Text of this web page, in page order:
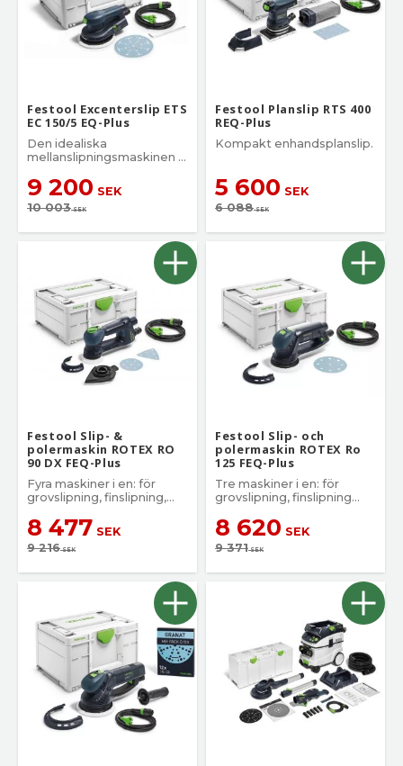
Festool Excenterslip ETS
EC 150/5 EQ-Plus
Den idealiska
mellanslipningsmaskinen i
9 200 SEK
10 003SEK
Festool Planslip RTS 400
REQ-Plus
Kompakt enhandsplanslip.
5 600 SEK
6 088SEK
Festool Slip- &
polermaskin ROTEX RO
90 DX FEQ-Plus
Fyra maskiner i en: för
grovslipning, finslipning,
8 477 SEK
9 216SEK
Festool Slip- och
polermaskin ROTEX Ro
125 FEQ-Plus
Tre maskiner i en: för
grovslipning, finslipning
8 620 SEK
9 371SEK